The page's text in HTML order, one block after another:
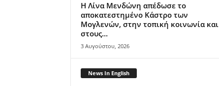
Η Λίνα Μενδώνη απέδωσε το
αποκατεστημένο Κάστρο των
Μογλενών, στην τοπική κοινωνία και
στους...
3 Αυγούστου, 2026
News In English